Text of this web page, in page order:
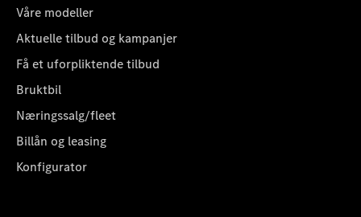
Våre modeller
Aktuelle tilbud og kampanjer
Få et uforpliktende tilbud
Bruktbil
Næringssalg/fleet
Billån og leasing
Konfigurator